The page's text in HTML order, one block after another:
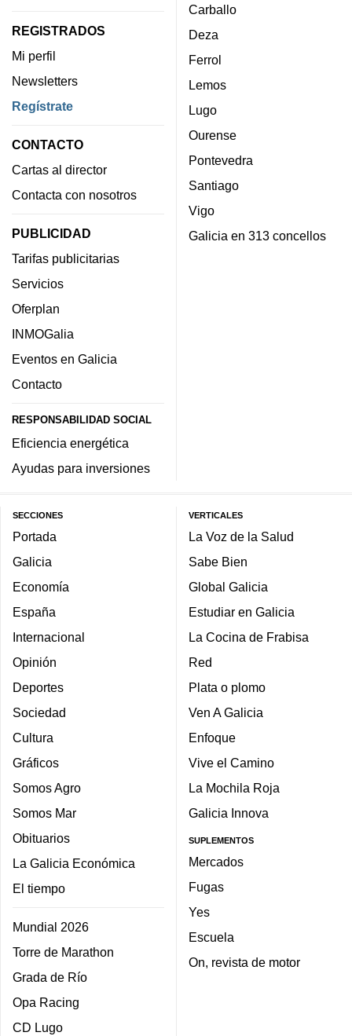
REGISTRADOS
Mi perfil
Newsletters
Regístrate
CONTACTO
Cartas al director
Contacta con nosotros
PUBLICIDAD
Tarifas publicitarias
Servicios
Oferplan
INMOGalia
Eventos en Galicia
Contacto
RESPONSABILIDAD SOCIAL
Eficiencia energética
Ayudas para inversiones
Carballo
Deza
Ferrol
Lemos
Lugo
Ourense
Pontevedra
Santiago
Vigo
Galicia en 313 concellos
SECCIONES
Portada
Galicia
Economía
España
Internacional
Opinión
Deportes
Sociedad
Cultura
Gráficos
Somos Agro
Somos Mar
Obituarios
La Galicia Económica
El tiempo
Mundial 2026
Torre de Marathon
Grada de Río
Opa Racing
CD Lugo
VERTICALES
La Voz de la Salud
Sabe Bien
Global Galicia
Estudiar en Galicia
La Cocina de Frabisa
Red
Plata o plomo
Ven A Galicia
Enfoque
Vive el Camino
La Mochila Roja
Galicia Innova
SUPLEMENTOS
Mercados
Fugas
Yes
Escuela
On, revista de motor